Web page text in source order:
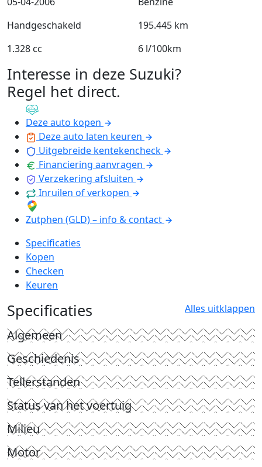
Handgeschakeld
195.445 km
1.328 cc
6 l/100km
Interesse in deze Suzuki?
Regel het direct.
Deze auto kopen
Deze auto laten keuren
Uitgebreide kentekencheck
Financiering aanvragen
Verzekering afsluiten
Inruilen of verkopen
Zutphen (GLD) – info & contact
Specificaties
Kopen
Checken
Keuren
Specificaties Alles uitklappen
Algemeen
Geschiedenis
Tellerstanden
Status van het voertuig
Milieu
Motor